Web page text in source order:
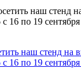
наш стенд на
16 по 19